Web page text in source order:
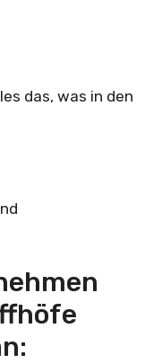
das, was in den